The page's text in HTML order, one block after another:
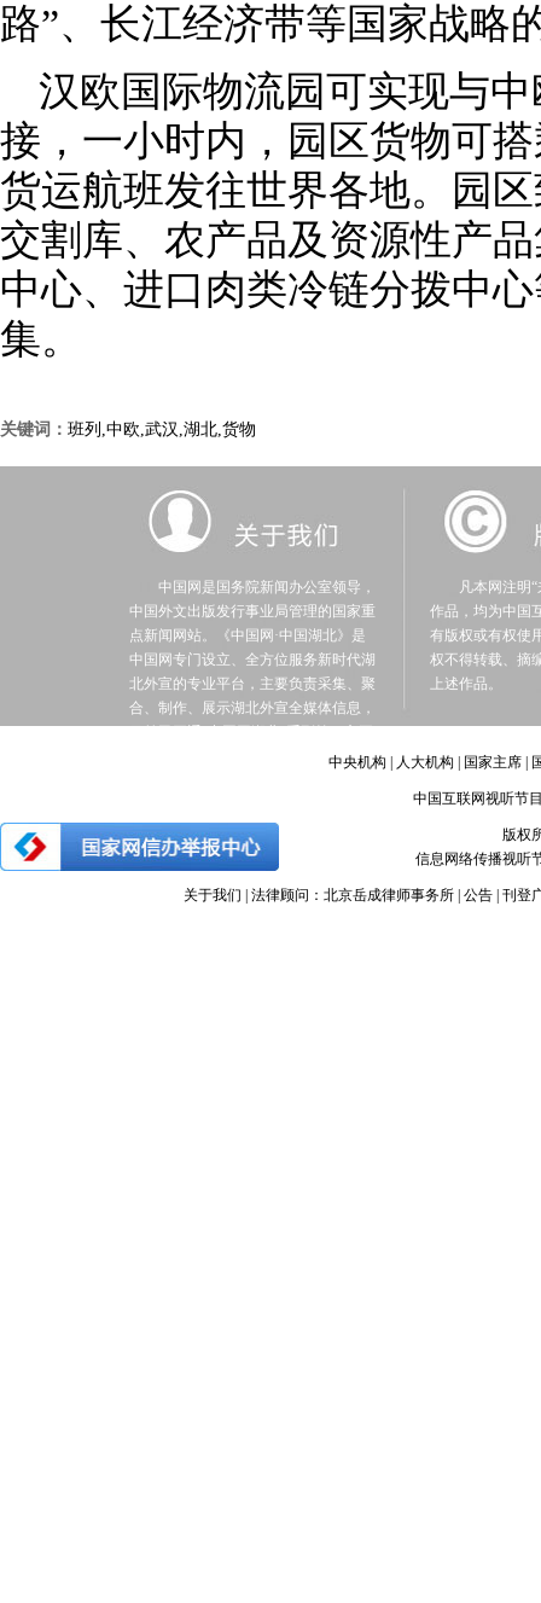
路”、长江经济带等国家战略
汉欧国际物流园可实现与
接，一小时内，园区货物可
货运航班发往世界各地。园
交割库、农产品及资源性产
中心、进口肉类冷链分拨中
集。
关键词： 班列,中欧,武汉,湖北,货物